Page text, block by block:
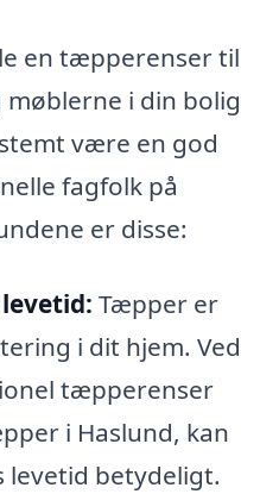
en tæpperenser til
i din bolig
være en god
fagfolk på
er disse:
Tæpper er
i dit hjem. Ved
tæpperenser
i Haslund, kan
betydeligt.